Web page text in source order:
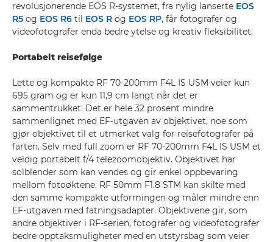
revolusjonerende EOS R-systemet, fra nylig lanserte EOS
R5 og EOS R6 til EOS R og EOS RP, får fotografer og
videofotografer enda bedre ytelse og kreativ fleksibilitet.
Portabelt reisefølge
Lette og kompakte RF 70-200mm F4L IS USM veier kun
695 gram og er kun 11,9 cm langt når det er
sammentrukket. Det er hele 32 prosent mindre
sammenlignet med EF-utgaven av objektivet, noe som
gjør objektivet til et utmerket valg for reisefotografer på
farten. Selv med full zoom er RF 70-200mm F4L IS USM et
veldig portabelt f/4 telezoomobjektiv. Objektivet har
solblender som kan vendes og gir enkel oppbevaring
mellom fotoøktene. RF 50mm F1.8 STM kan skilte med
den samme kompakte utformingen og måler mindre enn
EF-utgaven med fatningsadapter. Objektivene gir, som
andre objektiver i RF-serien, fotografer og videofotografer
bedre opptaksmuligheter med en utstyrsbag som veier